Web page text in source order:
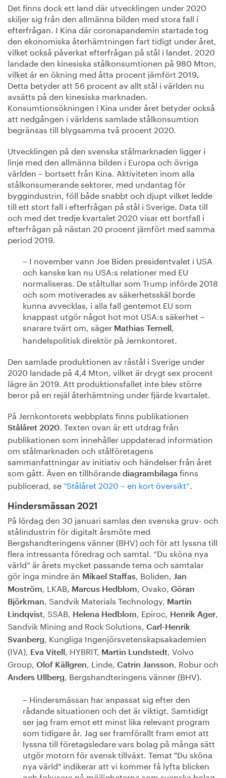
Det finns dock ett land där utvecklingen under 2020
skiljer sig från den allmänna bilden med stora fall i
efterfrågan. I Kina där coronapandemin startade tog
den ekonomiska återhämtningen fart tidigt under året,
vilket också påverkat efterfrågan på stål i landet. 2020
landade den kinesiska stålkonsumtionen på 980 Mton,
vilket är en ökning med åtta procent jämfört 2019.
Detta betyder att 56 procent av allt stål i världen nu
avsätts på den kinesiska marknaden.
Konsumtionsökningen i Kina under året betyder också
att nedgången i världens samlade stålkonsumtion
begränsas till blygsamma två procent 2020.
Utvecklingen på den svenska stålmarknaden ligger i
linje med den allmänna bilden i Europa och övriga
världen – bortsett från Kina. Aktiviteten inom alla
stålkonsumerande sektorer, med undantag för
byggindustrin, föll både snabbt och djupt vilket ledde
till ett stort fall i efterfrågan på stål i Sverige. Data till
och med det tredje kvartalet 2020 visar ett bortfall i
efterfrågan på nästan 20 procent jämfört med samma
period 2019.
– I november vann Joe Biden presidentvalet i USA
och kanske kan nu USA:s relationer med EU
normaliseras. De ståltullar som Trump införde 2018
och som motiverades av säkerhetsskäl borde
kunna avvecklas, i alla fall gentemot EU som
knappast utgör något hot mot USA:s säkerhet –
snarare tvärt om, säger Mathias Ternell
,
handelspolitisk direktör på Jernkontoret.
Den samlade produktionen av råstål i Sverige under
2020 landade på 4,4 Mton, vilket är drygt sex procent
lägre än 2019. Att produktionsfallet inte blev större
beror på en rejäl återhämtning under fjärde kvartalet.
På Jernkontorets webbplats finns publikationen
Stålåret 2020. Texten ovan är ett utdrag från
publikationen som innehåller uppdaterad information
om stålmarknaden och stålföretagens
sammanfattningar av initiativ och händelser från året
som gått. Även en tillhörande diagrambilaga finns
publicerad, se ”Stålåret 2020 – en kort översikt”.
Hindersmässan 2021
På lördag den 30 januari samlas den svenska gruv- och
stålindustrin för digitalt årsmöte med
Bergshandteringens vänner (BHV) och för att lyssna till
flera intressanta föredrag och samtal. ”Du sköna nya
värld” är årets mycket passande tema och samtalar
gör inga mindre än Mikael Staffas, Boliden, Jan
Moström, LKAB, Marcus Hedblom, Ovako, Göran
Björkman, Sandvik Materials Technology, Martin
Lindqvist, SSAB, Helena Hedblom, Epiroc, Henrik Ager,
Sandvik Mining and Rock Solutions, Carl-Henrik
Svanberg, Kungliga Ingenjörsvetenskapsakademien
(IVA), Eva Vitell , HYBRIT, Martin Lundstedt, Volvo
Group, Olof Källgren, Linde, Catrin Jansson, Robur och
Anders Ullberg, Bergshandteringens vänner (BHV).
– Hindersmässan har anpassat sig efter den
rådande situationen och det är viktigt. Samtidigt
ser jag fram emot ett minst lika relevant program
som tidigare år. Jag ser framförallt fram emot att
lyssna till företagsledare vars bolag på många sätt
utgör motorn för svensk tillväxt. Temat "Du sköna
nya värld" indikerar att vi kommer få lyfta blicken